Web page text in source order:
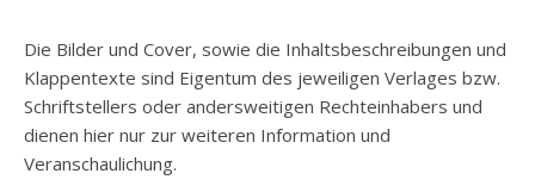
Die Bilder und Cover, sowie die Inhaltsbeschreibungen und
Klappentexte sind Eigentum des jeweiligen Verlages bzw.
Schriftstellers oder andersweitigen Rechteinhabers und
dienen hier nur zur weiteren Information und
Veranschaulichung.